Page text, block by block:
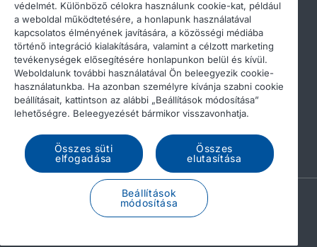
© 2026 DAF Legal notice
Privacy statement
General conditions
A DAF és a cookie-k
Income Tax Report
A PACCAR COMPANY
DRIVEN BY QUALITY
védelmét. Különböző célokra használunk cookie-kat, például
a weboldal működtetésére, a honlapunk használatával
kapcsolatos élményének javítására, a közösségi médiába
történő integráció kialakítására, valamint a célzott marketing
tevékenységek elősegítésére honlapunkon belül és kívül.
Weboldalunk további használatával Ön beleegyezik cookie-
használatunkba. Ha azonban személyre kívánja szabni cookie
beállításait, kattintson az alábbi „Beállítások módosítása”
lehetőségre. Beleegyezését bármikor visszavonhatja.
Összes süti
elfogadása
Összes
elutasítása
Beállítások
módosítása